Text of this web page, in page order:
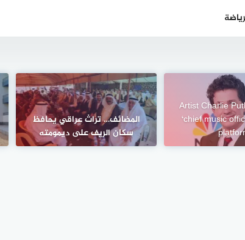
Artist Charlie
‘chief music
المضائف… تراث عراقي يحافظ
سكان الريف على ديمومته